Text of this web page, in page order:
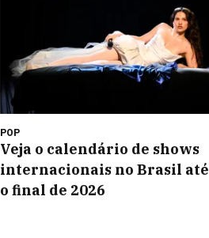
POP
Veja o calendário de shows
internacionais no Brasil até
o final de 2026